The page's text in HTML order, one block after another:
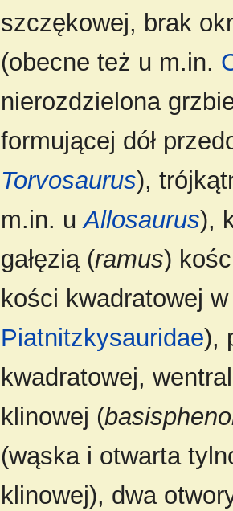
szczękowej, brak
(obecne też u m.in.
nierozdzielona
formującej dół
Torvosaurus),
m.in. uAllosaurus),
gałęzią (ramus)
kości kwadratowej
Piatnitzkysauridae),
kwadratowej,
klinowej (
(wąska i otwarta
klinowej), dwa